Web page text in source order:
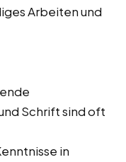
Arbeiten und
Schrift sind oft
in